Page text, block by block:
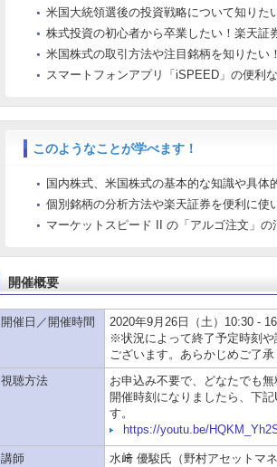
米国大統領選後の投資戦略について知りた
株式投資の初心者から卒業したい！楽天証
米国株式の取引方法や注目銘柄を知りたい！
スマートフォンアプリ「iSPEED」の便利
このようなことが学べます！
国内株式、米国株式の基本的な知識や具体
個別銘柄の分析方法や楽天証券を便利に使
マーケットスピード II の「アルゴ注文」の
開催概要
開催日／開催時間
2020年9月26日（土）10:30 -
※状況によって終了予定時刻
ございます。あらかじめご了承
視聴方法
お申込み不要で、どなたでも
開催時刻になりましたら、下
す。
https://youtu.be/
講師
水﨑 優駿氏（野村アセットマ